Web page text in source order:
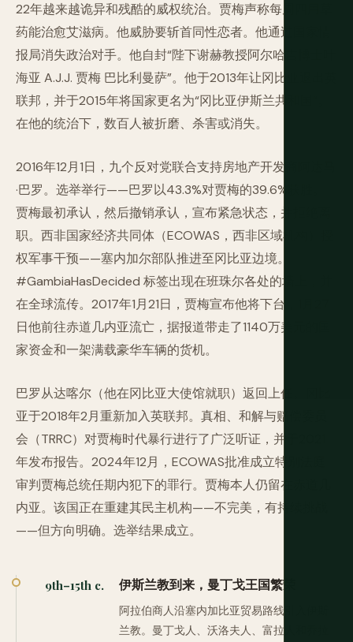
22年越来越诡异和残酷的威权统治。贾梅声称每周四用草
药能治愈艾滋病。他威胁要斩首同性恋者。他通过国家情
报局消失政治对手。他自封“陛下谢赫教授阿尔哈吉博士叶
海亚 A.J.J. 贾梅 巴比利曼萨”。他于2013年让冈比亚退出英
联邦，并于2015年将国家更名为“冈比亚伊斯兰共和国”。
在他的统治下，数百人被折磨、杀害或消失。
2016年12月1日，九个反对党联合支持房地产开发商阿达马
·巴罗。选举举行——巴罗以43.3%对贾梅的39.6%获胜。
贾梅最初承认，然后撤销承认，宣布紧急状态，并拒绝离
职。西非国家经济共同体（ECOWAS，西非区域机构）授
权军事干预——塞内加尔部队推进至冈比亚边境。
#GambiaHasDecided 标签出现在班珠尔各处的墙上，并
在全球流传。2017年1月21日，贾梅宣布他将下台，1月27
日他前往赤道几内亚流亡，据报道带走了1140万美元的国
家资金和一架满载豪华车辆的货机。
巴罗从达喀尔（他在冈比亚大使馆就职）返回上任。冈比
亚于2018年2月重新加入英联邦。真相、和解与赔偿委员
会（TRRC）对贾梅时代暴行进行了广泛听证，并于2021
年发布报告。2024年12月，ECOWAS批准成立特别法庭
审判贾梅总统任期内犯下的罪行。贾梅本人仍留在赤道几
内亚。该国正在重建其民主机构——不完美，有持续挑战
——但方向明确。选举结果成立。
9th–15th c. 伊斯兰教到来，曼丁戈王国繁荣
阿拉伯商人沿塞内加比亚贸易路线引入伊斯
兰教。曼丁戈人、沃洛夫人、富拉人和乔拉